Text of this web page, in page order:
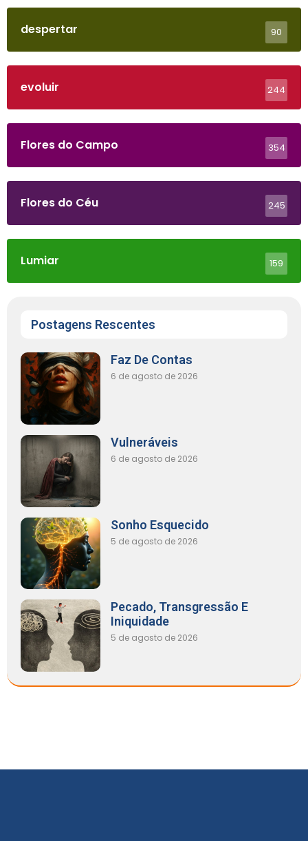
despertar 90
evoluir 244
Flores do Campo 354
Flores do Céu 245
Lumiar 159
Postagens Rescentes
Faz De Contas
6 de agosto de 2026
Vulneráveis
6 de agosto de 2026
Sonho Esquecido
5 de agosto de 2026
Pecado, Transgressão E
Iniquidade
5 de agosto de 2026